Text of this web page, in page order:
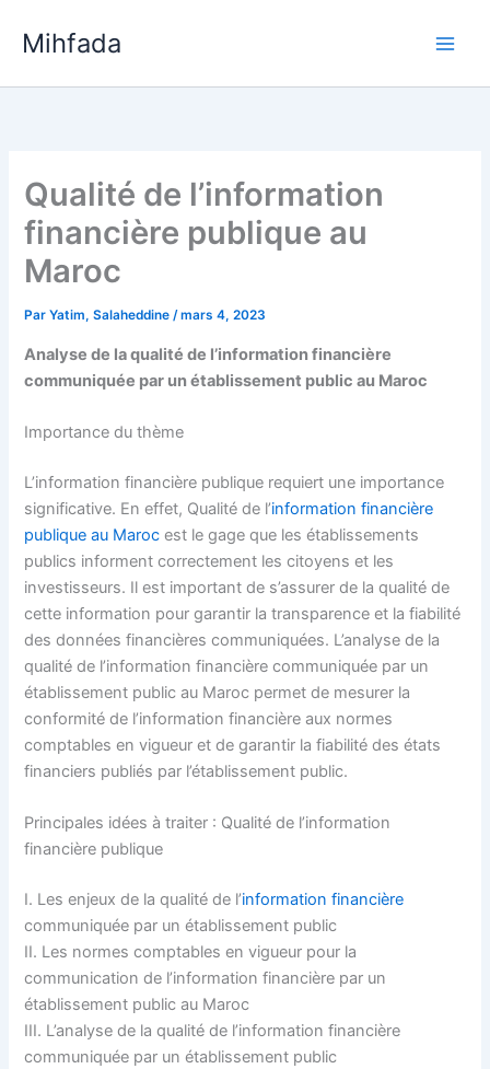
Mihfada
Qualité de l’information
financière publique au
Maroc
ParYatim, Salaheddine/mars 4, 2023
Analyse de la qualité de l’information financière
communiquée par un établissement public au Maroc
Importance du thème
L’information financière publique requiert une importance
significative. En effet, Qualité de l’information financière
publique au Maroc est le gage que les établissements
publics informent correctement les citoyens et les
investisseurs. Il est important de s’assurer de la qualité de
cette information pour garantir la transparence et la fiabilité
des données financières communiquées. L’analyse de la
qualité de l’information financière communiquée par un
établissement public au Maroc permet de mesurer la
conformité de l’information financière aux normes
comptables en vigueur et de garantir la fiabilité des états
financiers publiés par l’établissement public.
Principales idées à traiter : Qualité de l’information
financière publique
I. Les enjeux de la qualité de l’information financière
communiquée par un établissement public
II. Les normes comptables en vigueur pour la
communication de l’information financière par un
établissement public au Maroc
III. L’analyse de la qualité de l’information financière
communiquée par un établissement public